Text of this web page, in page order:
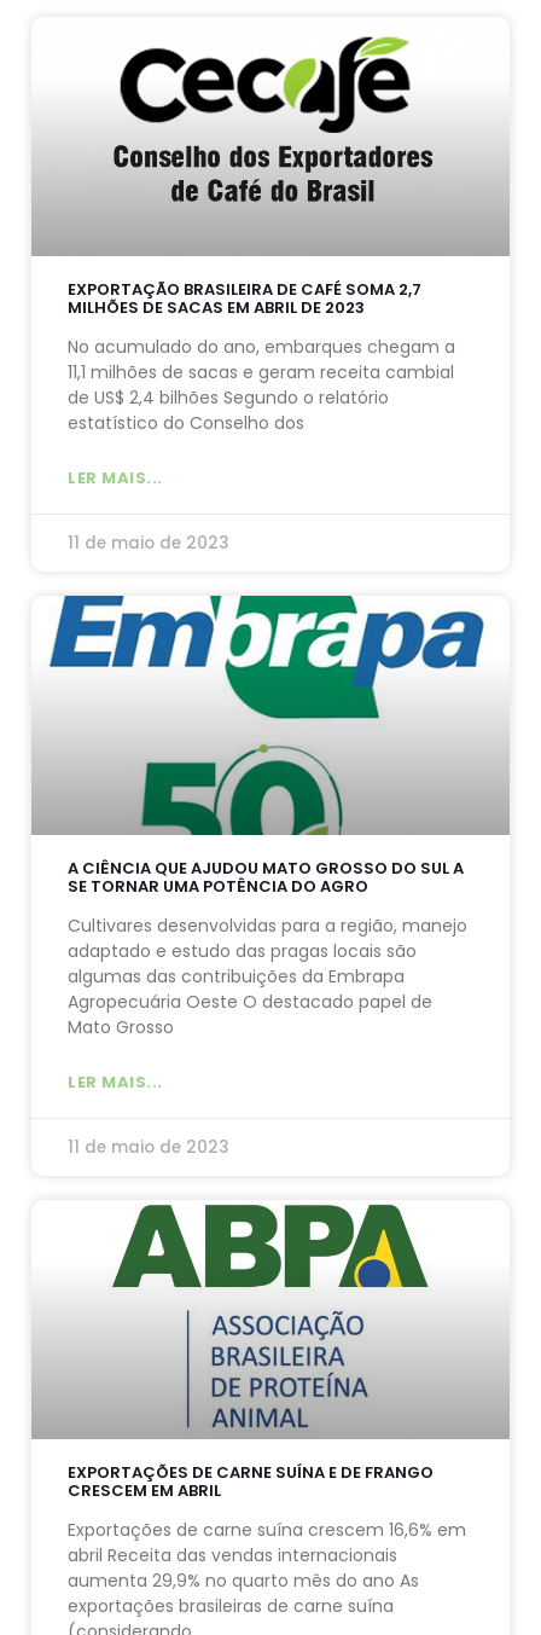
EXPORTAÇÃO BRASILEIRA DE CAFÉ SOMA 2,7
MILHÕES DE SACAS EM ABRIL DE 2023
No acumulado do ano, embarques chegam a
11,1 milhões de sacas e geram receita cambial
de US$ 2,4 bilhões Segundo o relatório
estatístico do Conselho dos
LER MAIS...
11 de maio de 2023
A CIÊNCIA QUE AJUDOU MATO GROSSO DO SUL A
SE TORNAR UMA POTÊNCIA DO AGRO
Cultivares desenvolvidas para a região, manejo
adaptado e estudo das pragas locais são
algumas das contribuições da Embrapa
Agropecuária Oeste O destacado papel de
Mato Grosso
LER MAIS...
11 de maio de 2023
EXPORTAÇÕES DE CARNE SUÍNA E DE FRANGO
CRESCEM EM ABRIL
Exportações de carne suína crescem 16,6% em
abril Receita das vendas internacionais
aumenta 29,9% no quarto mês do ano As
exportações brasileiras de carne suína